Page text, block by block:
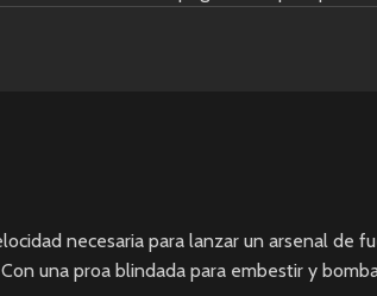
necesaria para lanzar un arsenal de
una proa blindada para embestir y